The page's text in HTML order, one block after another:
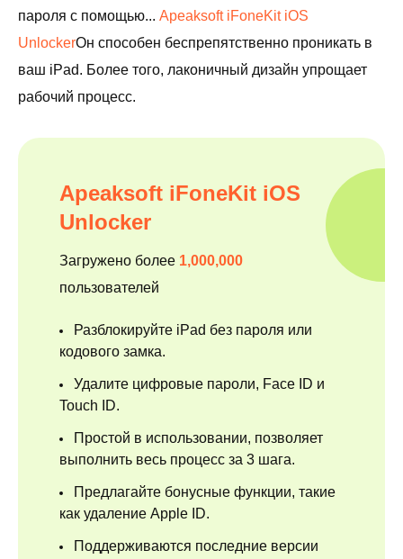
пароля с помощью... Apeaksoft iFoneKit iOS
UnlockerОн способен беспрепятственно проникать в
ваш iPad. Более того, лаконичный дизайн упрощает
рабочий процесс.
Apeaksoft iFoneKit iOS
Unlocker
Загружено более 1,000,000
пользователей
Разблокируйте iPad без пароля или
кодового замка.
Удалите цифровые пароли, Face ID и
Touch ID.
Простой в использовании, позволяет
выполнить весь процесс за 3 шага.
Предлагайте бонусные функции, такие
как удаление Apple ID.
Поддерживаются последние версии